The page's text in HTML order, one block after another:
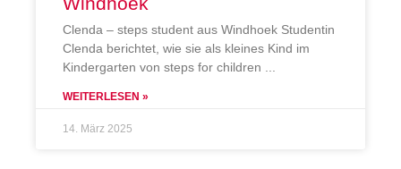
Clenda – steps student aus Windhoek Studentin
Clenda berichtet, wie sie als kleines Kind im
Kindergarten von steps for children
WEITERLESEN »
14. März 2025